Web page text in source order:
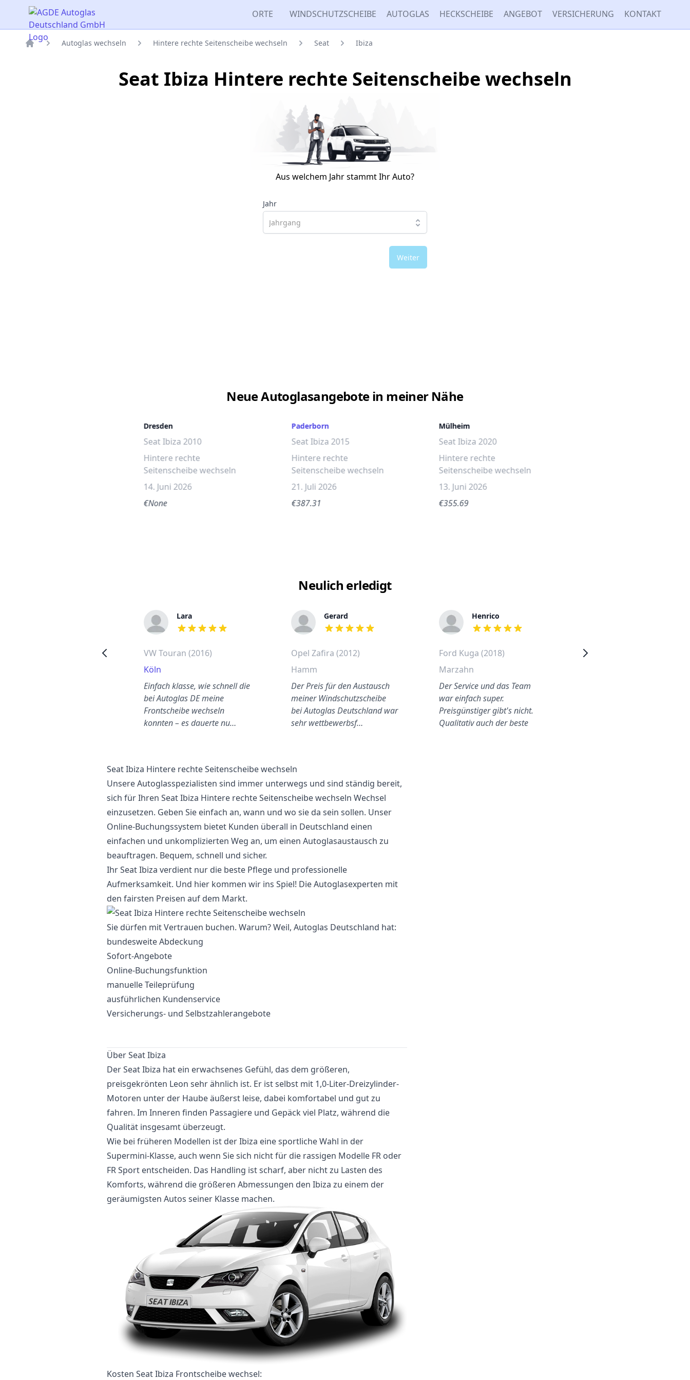
AGDE Autoglas Deutschland GmbH ORTE WINDSCHUTZSCHEIBE AUTOGLAS HECKSCHEIBE ANGEBOT VERSICHERUNG KONTAKT
Autoglas wechseln Hintere rechte Seitenscheibe wechseln Seat Ibiza
Seat Ibiza Hintere rechte Seitenscheibe wechseln
Aus welchem Jahr stammt Ihr Auto?
Jahr
Weiter
Neue Autoglasangebote in meiner Nähe
Dresden
Seat Ibiza 2010
Hintere rechte
Seitenscheibe wechseln
14. Juni 2026
€None
Paderborn
Seat Ibiza 2015
Hintere rechte
Seitenscheibe wechseln
21. Juli 2026
€387.31
Mülheim
Seat Ibiza 2020
Hintere rechte
Seitenscheibe wechseln
13. Juni 2026
€355.69
Neulich erledigt
Lara
out of 5 stars
VW Touran (2016)
Köln
Einfach klasse, wie schnell die
bei Autoglas DE meine
Frontscheibe wechseln
konnten – es dauerte nu…
Gerard
out of 5 stars
Opel Zafira (2012)
Hamm
Der Preis für den Austausch
meiner Windschutzscheibe
bei Autoglas Deutschland war
sehr wettbewerbsf…
Henrico
out of 5 stars
Ford Kuga (2018)
Marzahn
Der Service und das Team
war einfach super.
Preisgünstiger gibt's nicht.
Qualitativ auch der beste
Volkswagen Passat (2015)
Seat Ibiza Hintere rechte Seitenscheibe wechseln
Unsere Autoglasspezialisten sind immer unterwegs und sind ständig bereit,
sich für Ihren Seat Ibiza Hintere rechte Seitenscheibe wechseln Wechsel
einzusetzen. Geben Sie einfach an, wann und wo sie da sein sollen. Unser
Online-Buchungssystem bietet Kunden überall in Deutschland einen
einfachen und unkomplizierten Weg an, um einen Autoglasaustausch zu
beauftragen. Bequem, schnell und sicher.
Ihr Seat Ibiza verdient nur die beste Pflege und professionelle
Aufmerksamkeit. Und hier kommen wir ins Spiel! Die Autoglasexperten mit
den fairsten Preisen auf dem Markt.
Sie dürfen mit Vertrauen buchen. Warum? Weil, Autoglas Deutschland hat:
bundesweite Abdeckung
Sofort-Angebote
Online-Buchungsfunktion
manuelle Teileprüfung
ausführlichen Kundenservice
Versicherungs- und Selbstzahlerangebote
Über Seat Ibiza
Der Seat Ibiza hat ein erwachsenes Gefühl, das dem größeren,
preisgekrönten Leon sehr ähnlich ist. Er ist selbst mit 1,0-Liter-Dreizylinder-
Motoren unter der Haube äußerst leise, dabei komfortabel und gut zu
fahren. Im Inneren finden Passagiere und Gepäck viel Platz, während die
Qualität insgesamt überzeugt.
Wie bei früheren Modellen ist der Ibiza eine sportliche Wahl in der
Supermini-Klasse, auch wenn Sie sich nicht für die rassigen Modelle FR oder
FR Sport entscheiden. Das Handling ist scharf, aber nicht zu Lasten des
Komforts, während die größeren Abmessungen den Ibiza zu einem der
geräumigsten Autos seiner Klasse machen.
Kosten Seat Ibiza Frontscheibe wechsel: